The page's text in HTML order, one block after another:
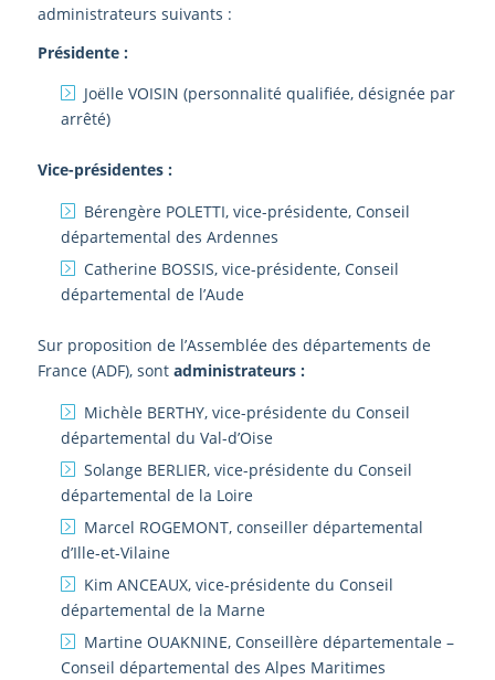
administrateurs suivants :
Présidente :
Joëlle VOISIN (personnalité qualifiée, désignée par
arrêté)
Vice-présidentes :
Bérengère POLETTI, vice-présidente, Conseil
départemental des Ardennes
Catherine BOSSIS, vice-présidente, Conseil
départemental de l’Aude
Sur proposition de l’Assemblée des départements de
France (ADF), sontadministrateurs :
Michèle BERTHY, vice-présidente du Conseil
départemental du Val-d’Oise
Solange BERLIER, vice-présidente du Conseil
départemental de la Loire
Marcel ROGEMONT, conseiller départemental
d’Ille-et-Vilaine
Kim ANCEAUX, vice-présidente du Conseil
départemental de la Marne
Martine OUAKNINE, Conseillère départementale –
Conseil départemental des Alpes Maritimes